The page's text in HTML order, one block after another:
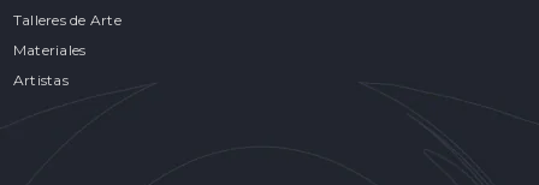
Talleres de Arte
Materiales
Artistas